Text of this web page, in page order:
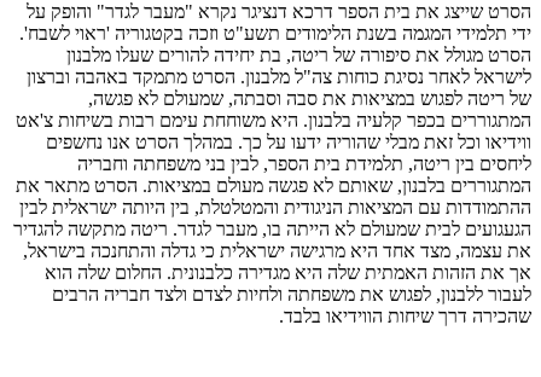
הסרט שייצג את בית הספר דרכא דנציגר נקרא "מעבר לגדר" והופק על
ידי תלמידי המגמה בשנת הלימודים תשע"ט וזכה בקטגוריה 'ראוי לשבח'.
הסרט מגולל את סיפורה של ריטה, בת יחידה להורים שעלו מלבנון
לישראל לאחר נסיגת כוחות צה"ל מלבנון. הסרט מתמקד באהבה וברצון
של ריטה לפגוש במציאות את סבה וסבתה, שמעולם לא פגשה,
המתגוררים בכפר קלעיה בלבנון. היא משוחחת עימם רבות בשיחות צ'אט
ווידיאו וכל זאת מבלי שהוריה ידעו על כך. במהלך הסרט אנו נחשפים
ליחסים בין ריטה, תלמידת בית הספר, לבין בני משפחתה וחבריה
המתגוררים בלבנון, שאותם לא פגשה מעולם במציאות. הסרט מתאר את
ההתמודדות עם המציאות הניגודית והמטלטלת, בין היותה ישראלית לבין
הגעגועים לבית שמעולם לא הייתה בו, מעבר לגדר. ריטה מתקשה להגדיר
את עצמה, מצד אחד היא מרגישה ישראלית כי גדלה והתחנכה בישראל,
אך את הזהות האמתית שלה היא מגדירה כלבנונית. החלום שלה הוא
לעבור ללבנון, לפגוש את משפחתה ולחיות לצדם ולצד חבריה הרבים
שהכירה דרך שיחות הווידיאו בלבד.